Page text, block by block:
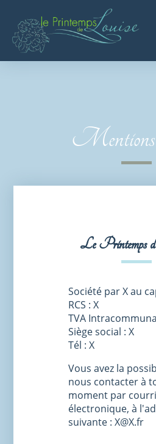
Navigation
Mentions
Le Printemps
Société par X au
RCS : X
TVA
Siège social : X
Tél : X
Vous avez la
nous contacter à
moment par
électronique, à
suivante : X@X.fr